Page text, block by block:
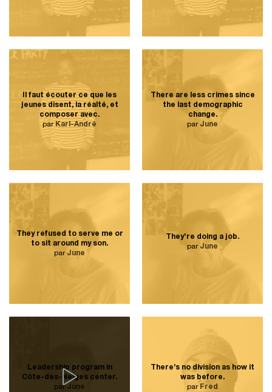
Il faut écouter ce que les
jeunes disent, la réalté, et
composer avec.
parKarl-André
There are less crimes since
the last demographic
change.
par June
They refused to serve me or
to sit around my son.
par June
They’re doing a job.
par June
Leadership program in
Côte-des-Neiges center.
par June
There’s no division as how it
was before.
par Fred